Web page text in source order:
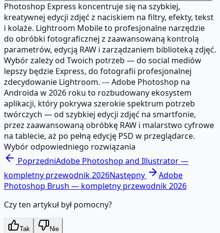
Photoshop Express koncentruje się na szybkiej,
kreatywnej edycji zdjęć z naciskiem na filtry, efekty, tekst
i kolaże. Lightroom Mobile to profesjonalne narzędzie
do obróbki fotograficznej z zaawansowaną kontrolą
parametrów, edycją RAW i zarządzaniem biblioteką zdjęć.
Wybór zależy od Twoich potrzeb — do social mediów
lepszy będzie Express, do fotografii profesjonalnej
zdecydowanie Lightroom. --- Adobe Photoshop na
Androida w 2026 roku to rozbudowany ekosystem
aplikacji, który pokrywa szerokie spektrum potrzeb
twórczych — od szybkiej edycji zdjęć na smartfonie,
przez zaawansowaną obróbkę RAW i malarstwo cyfrowe
na tablecie, aż po pełną edycję PSD w przeglądarce.
Wybór odpowiedniego rozwiązania
PoprzedniAdobe Photoshop and Illustrator —
kompletny przewodnik 2026Następny
Adobe
Photoshop Brush — kompletny przewodnik 2026
Czy ten artykuł był pomocny?
Tak Nie